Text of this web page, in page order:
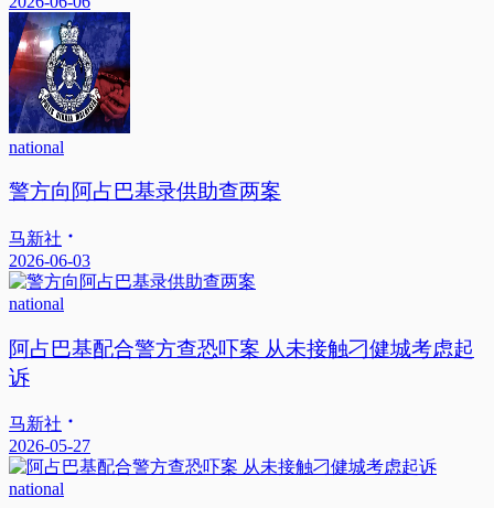
national
警方向阿占巴基录供助查两案
马新社
2026-06-03
national
阿占巴基配合警方查恐吓案 从未接触刁健城考虑起
诉
马新社
2026-05-27
national